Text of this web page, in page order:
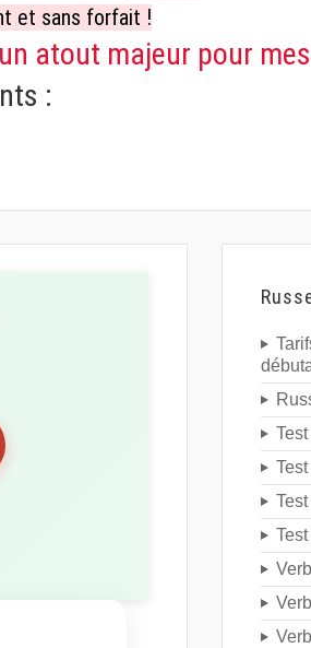
et sans forfait !
atout majeur pour
: